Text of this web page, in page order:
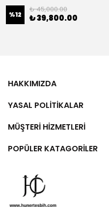
%12
₺ 45,000.00
₺ 39,800.00
HAKKIMIZDA
YASAL POLİTİKALAR
MÜŞTERİ HİZMETLERİ
POPÜLER KATAGORİLER